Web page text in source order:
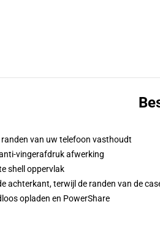
van uw telefoon vasthoudt
vingerafdruk afwerking
shell oppervlak
achterkant, terwijl de randen van de
opladen en PowerShare